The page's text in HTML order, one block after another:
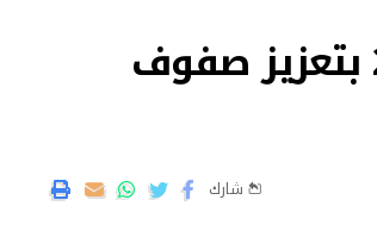
جودار يستعد مبكرا لاستحقاقات 2026 بتعزيز صفوف
شارك